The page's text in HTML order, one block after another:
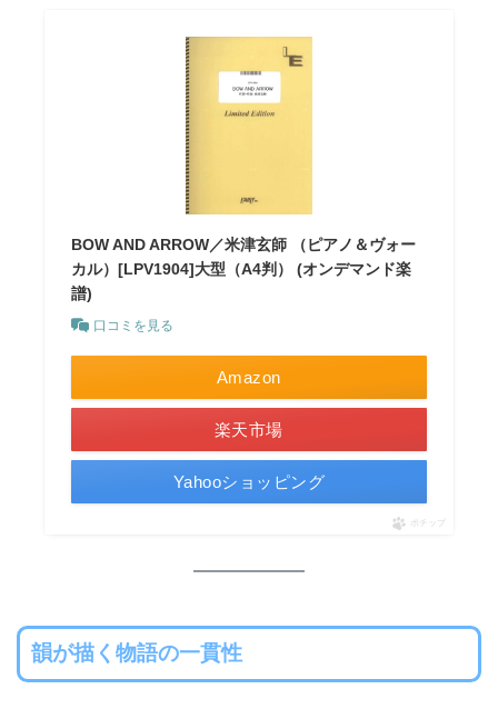
BOW AND ARROW／米津玄師 （ピアノ＆ヴォー
カル）[LPV1904]大型（A4判） (オンデマンド楽
譜)
口コミを見る
Amazon
楽天市場
Yahooショッピング
ポチップ
韻が描く物語の一貫性